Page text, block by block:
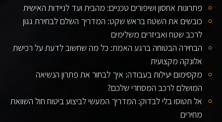
פתרונות אחסון ושיפורים טכניים: מהבית ועד לניידות האישית
כובשים את השטח בראש שקט: המדריך השלם לבחירת גגון
לרכב שטח ואביזרים משלימים
הבחירה הבטוחה ברגע האמת: כל מה שחשוב לדעת על רכישת
אלונקה מקצועית
מקסימום יעילות בעבודה: איך לבחור את פתרון הנשיאה
המושלם לרכב המסחרי שלכם?
אל תטוסו בלי לבדוק: המדריך המעשי לביצוע ביטוח חול השוואת
מחירים